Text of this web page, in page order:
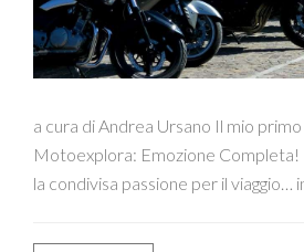
a cura di Andrea Ursano Il mio primo
Motoexplora: Emozione Completa!
la condivisa passione per il viaggio…